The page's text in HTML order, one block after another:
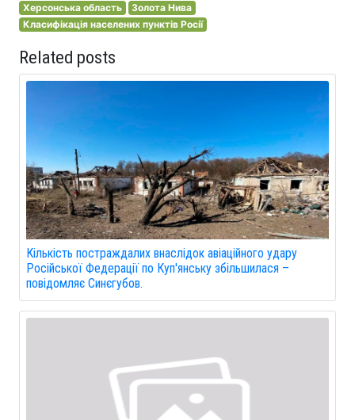
Херсонська область
Золота Нива
Класифікація населених пунктів Росії
Related posts
Кількість постраждалих внаслідок авіаційного удару
Російської Федерації по Куп'янську збільшилася –
повідомляє Синєгубов.